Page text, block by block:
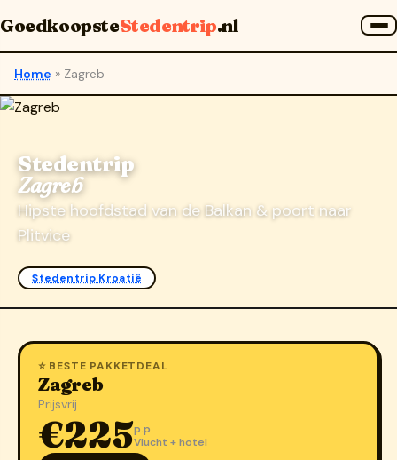
GoedkoopsteStedentrip.nl
Home » Zagreb
Stedentrip Kroatië
Stedentrip
Zagreb
Hipste hoofdstad van de Balkan & poort naar
Plitvice
⭐ BESTE PAKKETDEAL
Zagreb
Prijsvrij
€225p.p.
Vlucht + hotel